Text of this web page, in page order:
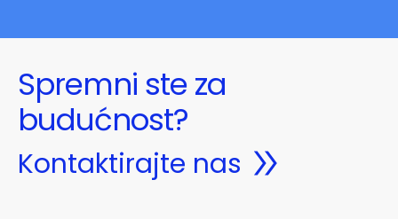
Spremni ste za
budućnost?
Kontaktirajte nas